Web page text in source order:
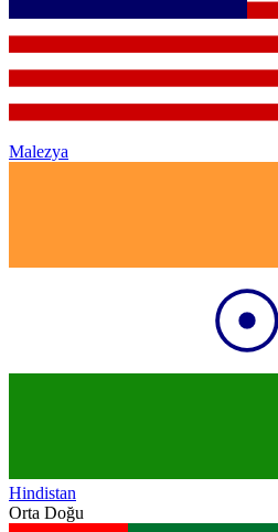
Malezya
Hindistan
Orta Doğu